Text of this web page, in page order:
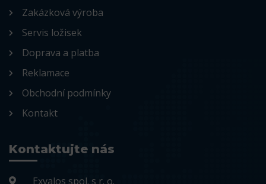
Zakázková výroba
Servis ložisek
Doprava a platba
Reklamace
Obchodní podmínky
Kontakt
Kontaktujte nás
Exvalos spol. s r. o.